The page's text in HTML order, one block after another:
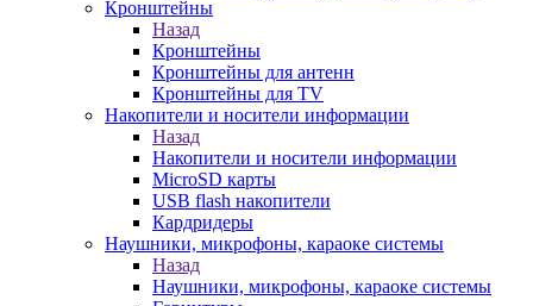
Кронштейны
Назад
Кронштейны
Кронштейны для антенн
Кронштейны для TV
Накопители и носители информации
Назад
Накопители и носители информации
MicroSD карты
USB flash накопители
Кардридеры
Наушники, микрофоны, караоке системы
Назад
Наушники, микрофоны, караоке системы